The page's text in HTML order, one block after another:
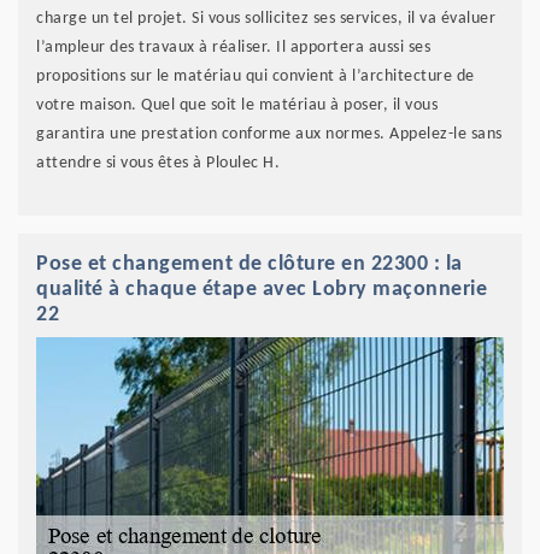
charge un tel projet. Si vous sollicitez ses services, il va évaluer
l’ampleur des travaux à réaliser. Il apportera aussi ses
propositions sur le matériau qui convient à l’architecture de
votre maison. Quel que soit le matériau à poser, il vous
garantira une prestation conforme aux normes. Appelez-le sans
attendre si vous êtes à Ploulec H.
Pose et changement de clôture en 22300 : la
qualité à chaque étape avec Lobry maçonnerie
22